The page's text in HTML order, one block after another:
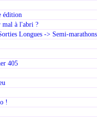
édition
mal à l'abri ?
Longues -> Semi-marathons
405
!